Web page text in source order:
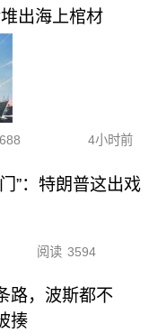
出海上棺材
4小时前
”：特朗普这出戏
阅读 3594
路，波斯都不
揍